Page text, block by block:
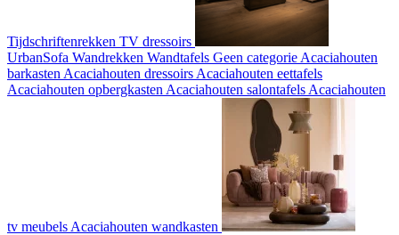
Tijdschriftenrekken TV dressoirs
UrbanSofa Wandrekken Wandtafels Geen categorie Acaciahouten
barkasten Acaciahouten dressoirs Acaciahouten eettafels
Acaciahouten opbergkasten Acaciahouten salontafels Acaciahouten
tv meubels Acaciahouten wandkasten